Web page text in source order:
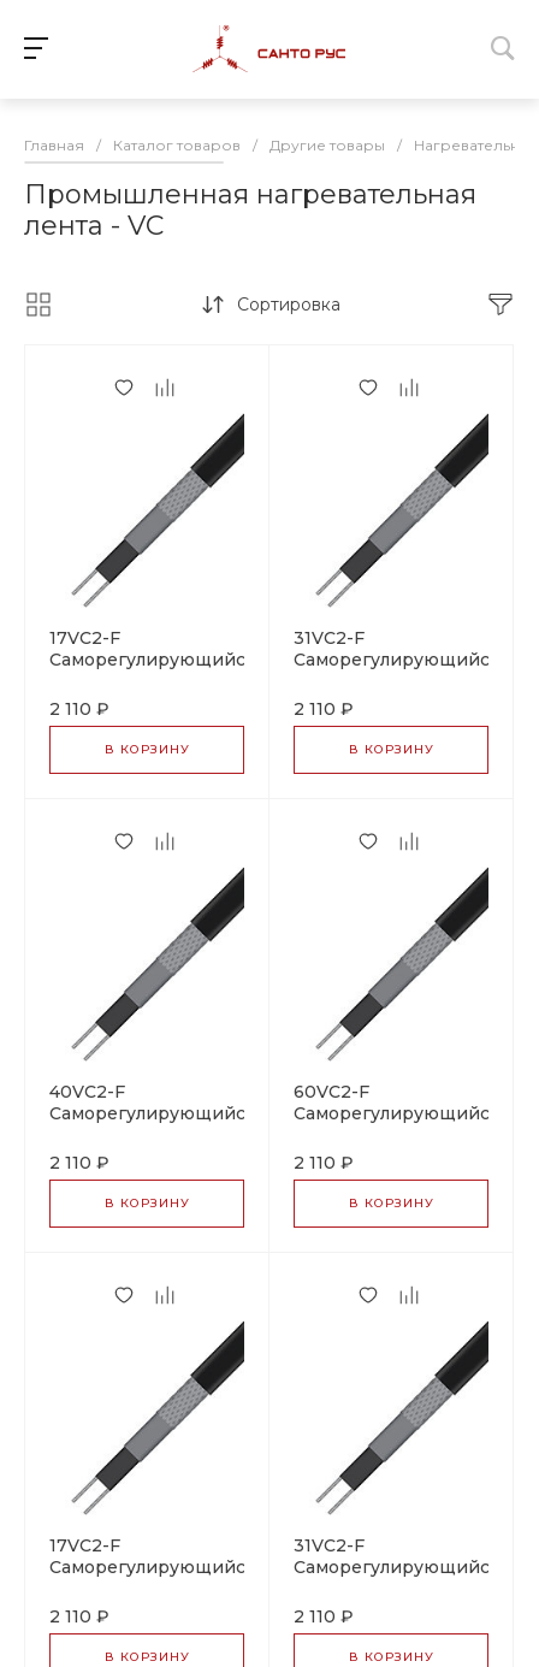
Главная / Каталог товаров / Другие товары /
Промышленная нагревательная
лента - VC
Сортировка
17VC2-F
Саморегулирующийся
кабель
2 110 ₽
В КОРЗИНУ
31VC2-F
Саморегулирующийся
кабель
2 110 ₽
В КОРЗИНУ
40VC2-F
Саморегулирующийся
кабель
2 110 ₽
В КОРЗИНУ
60VC2-F
Саморегулирующийся
кабель
2 110 ₽
В КОРЗИНУ
17VC2-F
Саморегулирующийся
кабель
2 110 ₽
В КОРЗИНУ
31VC2-F
Саморегулирующийся
кабель
2 110 ₽
В КОРЗИНУ